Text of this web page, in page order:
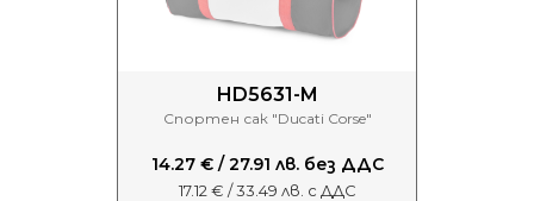
HD5631-M
Спортен сак "Ducati Corse"
14.27 € / 27.91 лв. без ДДС
17.12 € / 33.49 лв. с ДДС